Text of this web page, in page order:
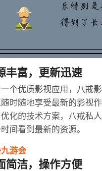
丰富，更新迅速
个优质影视应用，八戒
时随地享受最新的影视
化的技术方案，八戒私
间看到最新的资源。
游会
简洁，操作方便